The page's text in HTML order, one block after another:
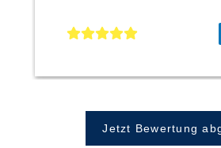
Jetzt Bewertung